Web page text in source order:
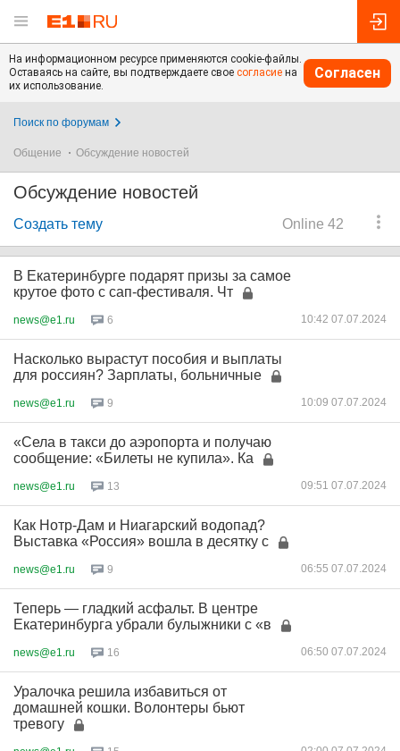
На информационном ресурсе применяются cookie-файлы.
Оставаясь на сайте, вы подтверждаете свое согласие на
их использование.
Согласен
Поиск по форумам
Общение Обсуждение новостей
Обсуждение новостей
Online 42
Создать тему
В Екатеринбурге подарят призы за самое
крутое фото с сап-фестиваля. Чт
news@e1.ru 6 10:42 07.07.2024
Насколько вырастут пособия и выплаты
для россиян? Зарплаты, больничные
news@e1.ru 9 10:09 07.07.2024
«Села в такси до аэропорта и получаю
сообщение: «Билеты не купила». Ка
news@e1.ru 13 09:51 07.07.2024
Как Нотр-Дам и Ниагарский водопад?
Выставка «Россия» вошла в десятку с
news@e1.ru 9 06:55 07.07.2024
Теперь — гладкий асфальт. В центре
Екатеринбурга убрали булыжники с «в
news@e1.ru 16 06:50 07.07.2024
Уралочка решила избавиться от
домашней кошки. Волонтеры бьют
тревогу